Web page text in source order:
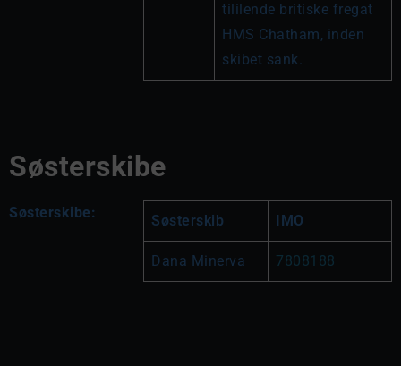
tililende britiske fregat
HMS Chatham, inden
skibet sank.
Søsterskibe
Søsterskibe: Søsterskib IMO
Dana Minerva 7808188